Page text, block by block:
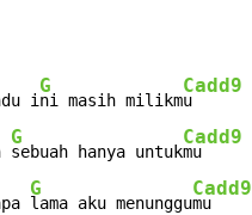
i
G
ni masih milikm
Cadd9
u
G
sebuah hanya untuk
Cadd9
mu
G
lama aku menunggu
Cadd9
mu